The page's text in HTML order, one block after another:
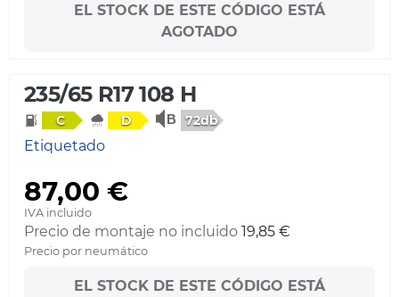
EL STOCK DE ESTE CÓDIGO ESTÁ
AGOTADO
235/65 R17 108 H
C D 72db
Etiquetado
87,00 €
IVA incluido
Precio de montaje no incluido 19,85 €
Precio por neumático
EL STOCK DE ESTE CÓDIGO ESTÁ